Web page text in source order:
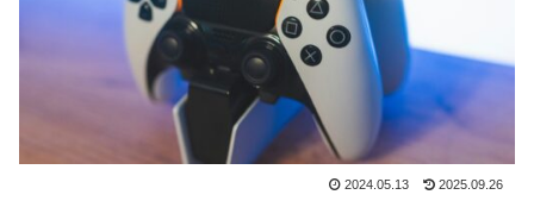
2024.05.13 2025.09.26